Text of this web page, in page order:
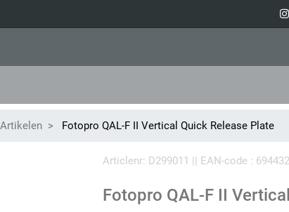
Artikelen Fotopro QAL-F II Vertical Quick Release Plate
Articlenr: D299011 || EAN-code :
Fotopro QAL-F II